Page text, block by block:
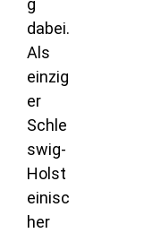
g
dabei.
Als
einzig
er
Schle
swig-
Holst
einisc
her